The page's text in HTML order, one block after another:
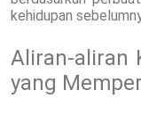
kehidupan
Aliran-aliran
yang